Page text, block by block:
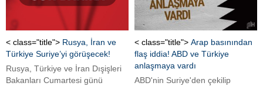
< class="title"> Rusya, İran ve
Türkiye Suriye’yi görüşecek!
Rusya, Türkiye ve İran Dışişleri
Bakanları Cumartesi günü
< class="title"> Arap basınından
flaş iddia! ABD ve Türkiye
anlaşmaya vardı
ABD'nin Suriye'den çekilip